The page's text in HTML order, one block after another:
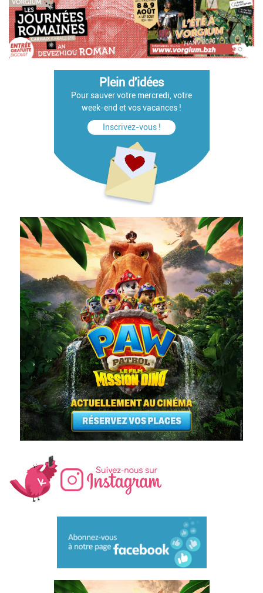
Plein d'idées
Pour sauver votre mercredi, votre
week-end et vos vacances !
Inscrivez-vous !